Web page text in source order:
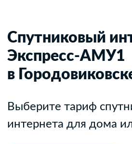
Спутниковый
Экспресс-АМУ1
в
Выберите тариф
интернета для дома